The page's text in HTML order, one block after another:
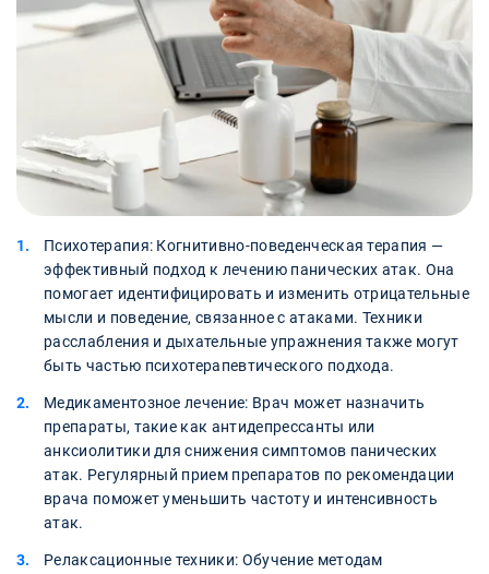
Психотерапия: Когнитивно-поведенческая терапия —
эффективный подход к лечению панических атак. Она
помогает идентифицировать и изменить отрицательные
мысли и поведение, связанное с атаками. Техники
расслабления и дыхательные упражнения также могут
быть частью психотерапевтического подхода.
Медикаментозное лечение: Врач может назначить
препараты, такие как антидепрессанты или
анксиолитики для снижения симптомов панических
атак. Регулярный прием препаратов по рекомендации
врача поможет уменьшить частоту и интенсивность
атак.
Релаксационные техники: Обучение методам